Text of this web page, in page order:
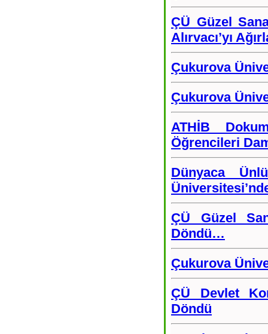
ÇÜ Güzel
Alırvacı’yı
Çukurova
Çukurova
ATHİB
Öğrencileri
Dünyaca
ÇÜ Güzel
Döndü…
Çukurova
ÇÜ Devlet
Döndü